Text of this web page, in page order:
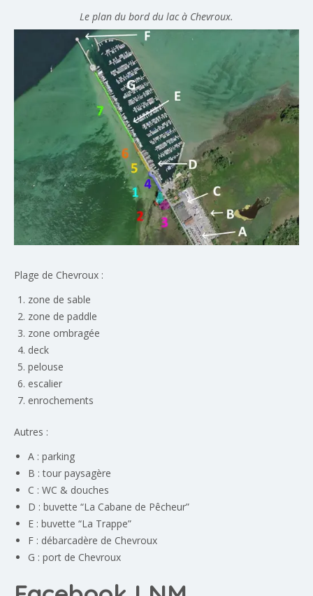
Le plan du bord du lac à Chevroux.
Plage de Chevroux :
zone de sable
zone de paddle
zone ombragée
deck
pelouse
escalier
enrochements
Autres :
A : parking
B : tour paysagère
C : WC & douches
D : buvette “La Cabane de Pêcheur”
E : buvette “La Trappe”
F : débarcadère de Chevroux
G : port de Chevroux